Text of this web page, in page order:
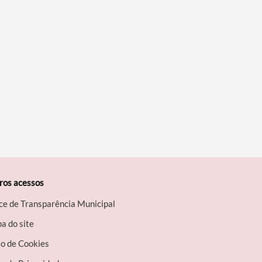
acessos
de Transparência Municipal
do site
de Cookies